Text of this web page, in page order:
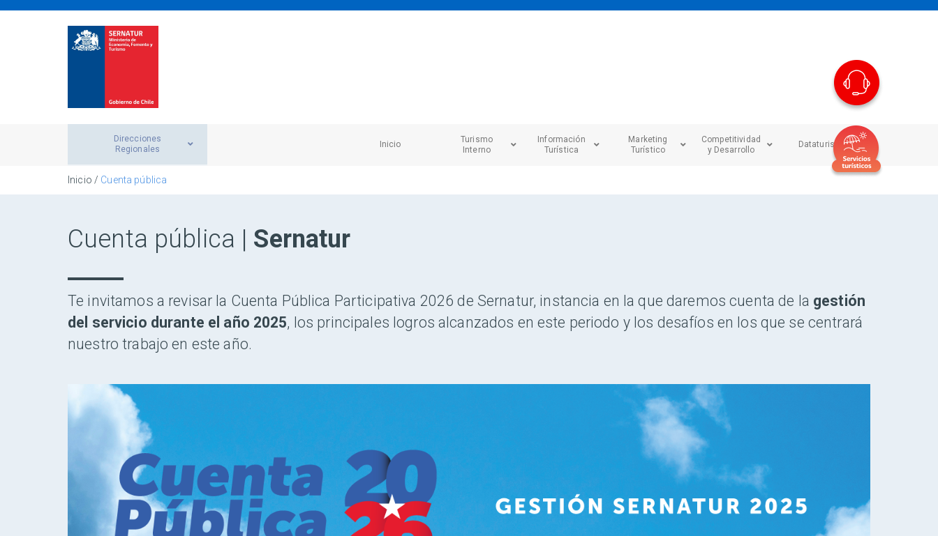
Direcciones
Regionales
Inicio
Turismo
Interno
Información
Turística
Marketing
Turístico
Competitividad
y Desarrollo
Dataturismo
Inicio / Cuenta pública
Cuenta pública | Sernatur
Te invitamos a revisar la Cuenta Pública Participativa 2026 de Sernatur, instancia en la que daremos cuenta de la gestión
del servicio durante el año 2025, los principales logros alcanzados en este periodo y los desafíos en los que se centrará
nuestro trabajo en este año.